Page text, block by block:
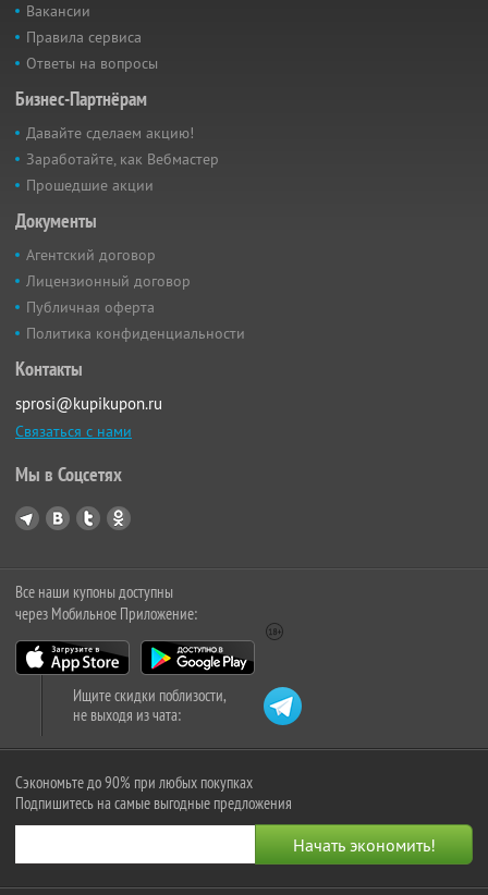
Вакансии
Правила сервиса
Ответы на вопросы
Бизнес-Партнёрам
Давайте сделаем акцию!
Заработайте, как Вебмастер
Прошедшие акции
Документы
Агентский договор
Лицензионный договор
Публичная оферта
Политика конфиденциальности
Контакты
sprosi@kupikupon.ru
Связаться с нами
Мы в Соцсетях
Все наши купоны доступны
через Мобильное Приложение:
Ищите скидки поблизости,
не выходя из чата:
Сэкономьте до 90% при любых покупках
Подпишитесь на самые выгодные предложения